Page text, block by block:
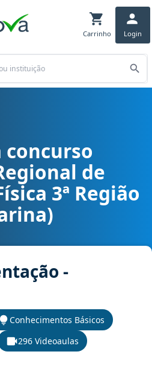
Carrinho Login
- Conselho Regional de
concurso
de
3ª Região
-
Conhecimentos Básicos
296 Videoaulas